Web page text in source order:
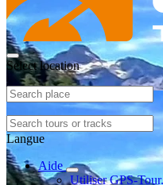
Select location
Langue
Aide
Utiliser GPS-